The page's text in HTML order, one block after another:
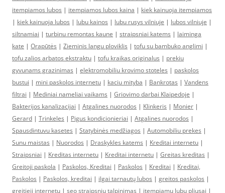
itempiamos lubos | itempiamos lubos kaina | kiek kainuoja itempiamos
| kiek kainuoja lubos | lubu kainos | lubu rusys vilniuje | lubos vilniuje |
siltnamiai | turbinu remontas kaune | straipsniai katems | laiminga
kate | Orapūtės | Zieminis langu ploviklis | tofu su bambuko anglimi |
tofu zalios arbatos ekstraktu | tofu kraikas originalus | prekiu
gyvunams grazinimas | elektromobiliu krovimo stoteles | paskolos
bustui | mini paskolos internetu | kaciu mityba | Bankrotas | Vandens
filtrai | Mediniai nameliai vaikams | Griovimo darbai Klaipedoje |
Bakterijos kanalizacijai | Atgalines nuorodos | Klinkeris | Monier |
Gerard | Trinkeles | Pigus kondicionieriai | Atgalines nuorodos |
Spausdintuvu kasetes | Statybinės medžiagos | Automobiliu prekes |
Sunu maistas | Nuorodos | Draskykles katems | Kreditai internetu |
Straipsniai | Kreditas internetu | Kreditai internetu | Greitas kreditas |
Greitoji paskola | Paskolos, Kreditai | Paskolos | Kreditai | Kreditai,
Paskolos | Paskolos, kreditai | ilgai tarnautų lubos | greitos paskolos |
greitieji internetu | seo straipsniu talpinimas | įtempiamų lubų pliusai |